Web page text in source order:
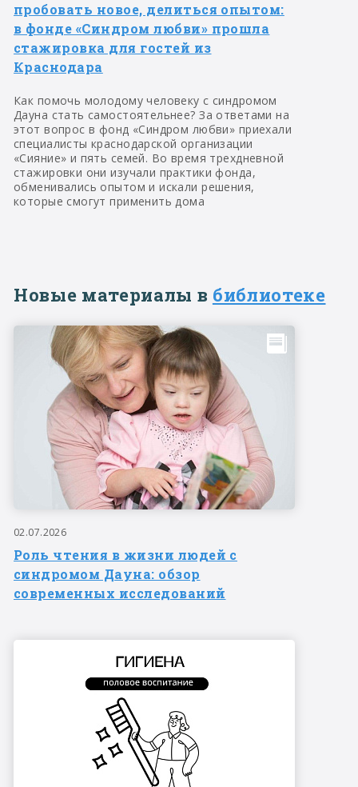
пробовать новое, делиться опытом:
в фонде «Синдром любви» прошла
стажировка для гостей из
Краснодара
Как помочь молодому человеку с синдромом
Дауна стать самостоятельнее? За ответами на
этот вопрос в фонд «Синдром любви» приехали
специалисты краснодарской организации
«Сияние» и пять семей. Во время трехдневной
стажировки они изучали практики фонда,
обменивались опытом и искали решения,
которые смогут применить дома
Новые материалы в библиотеке
02.07.2026
Роль чтения в жизни людей с
синдромом Дауна: обзор
современных исследований